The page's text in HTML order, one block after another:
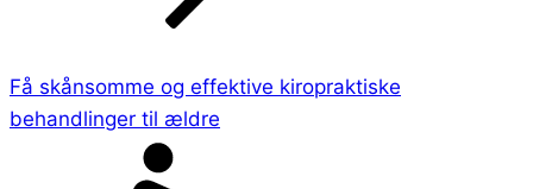
Få skånsomme og effektive kiropraktiske
behandlinger til ældre